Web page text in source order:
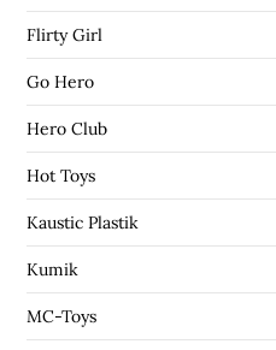
Flirty Girl
Go Hero
Hero Club
Hot Toys
Kaustic Plastik
Kumik
MC-Toys